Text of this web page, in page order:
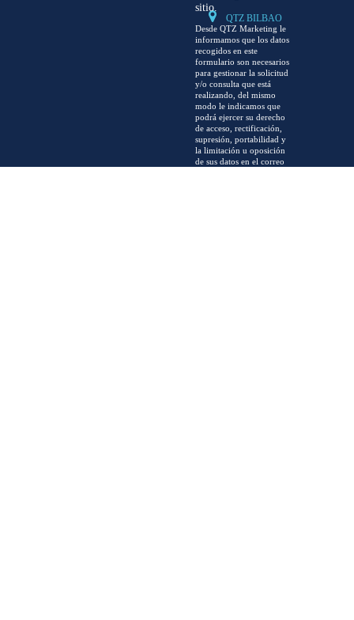
sitio.
Desde QTZ Marketing le
informamos que los datos
recogidos en este
formulario son necesarios
para gestionar la solicitud
y/o consulta que está
realizando, del mismo
modo le indicamos que
podrá ejercer su derecho
de acceso, rectificación,
supresión, portabilidad y
la limitación u oposición
de sus datos en el correo
QTZ BILBAO